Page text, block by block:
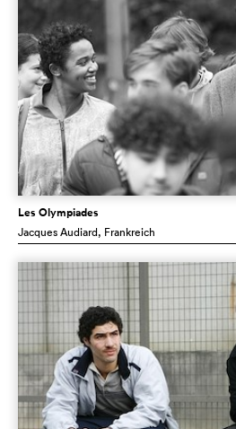
Les Olympiades
Jacques Audiard, Frankreich